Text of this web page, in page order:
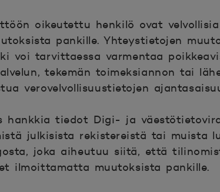
oikeutettu henkilö ovat
pankille. Yhteystietojen
voi tarvittaessa varmentaa
tekemän toimeksiannon tai
verovelvollisuustietojen
hankkia tiedot Digi- ja
julkisista rekistereistä tai muista
joka aiheutuu siitä, että
ilmoittamatta muutoksista pankille.